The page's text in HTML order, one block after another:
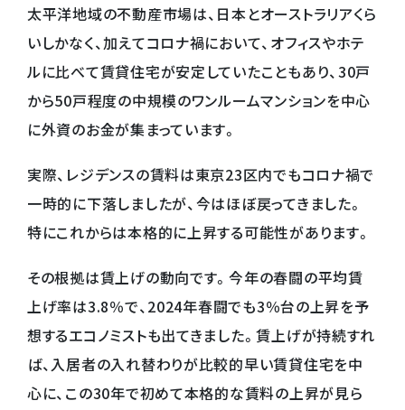
太平洋地域の不動産市場は、日本とオーストラリアくら
いしかなく、加えてコロナ禍において、オフィスやホテ
ルに比べて賃貸住宅が安定していたこともあり、30戸
から50戸程度の中規模のワンルームマンションを中心
に外資のお金が集まっています。
実際、レジデンスの賃料は東京23区内でもコロナ禍で
一時的に下落しましたが、今はほぼ戻ってきました。
特にこれからは本格的に上昇する可能性があります。
その根拠は賃上げの動向です。今年の春闘の平均賃
上げ率は3.8％で、2024年春闘でも3％台の上昇を予
想するエコノミストも出てきました。賃上げが持続すれ
ば、入居者の入れ替わりが比較的早い賃貸住宅を中
心に、この30年で初めて本格的な賃料の上昇が見ら